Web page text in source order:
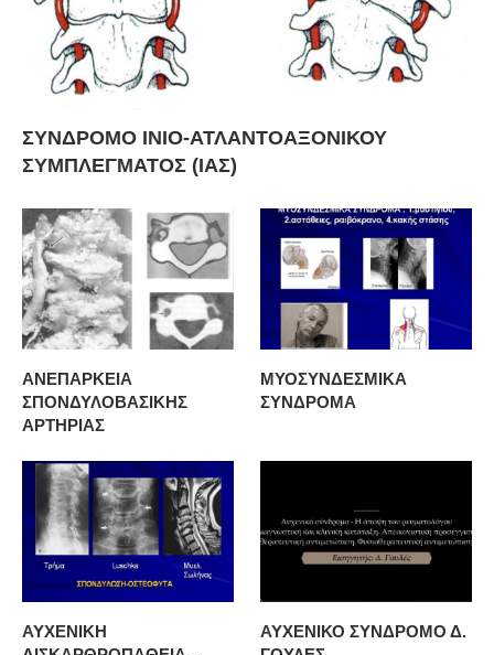
ΣΥΝΔΡΟΜΟ ΙΝΙΟ-ΑΤΛΑΝΤΟΑΞΟΝΙΚΟΥ
ΣΥΜΠΛΕΓΜΑΤΟΣ (ΙΑΣ)
ΑΝΕΠΑΡΚΕΙΑ
ΣΠΟΝΔΥΛΟΒΑΣΙΚΗΣ
ΑΡΤΗΡΙΑΣ
ΜΥΟΣΥΝΔΕΣΜΙΚΑ
ΣΥΝΔΡΟΜΑ
ΑΥΧΕΝΙΚΗ
ΑΥΧΕΝΙΚΟ ΣΥΝΔΡΟΜΟ Δ.